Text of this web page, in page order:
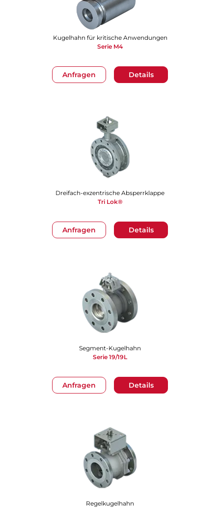
Anfragen Details
Kugelhahn für kritische Anwendungen
Serie M4
Anfragen Details
Dreifach-exzentrische Absperrklappe
Tri Lok®
Anfragen Details
Segment-Kugelhahn
Serie 19/19L
Regelkugelhahn